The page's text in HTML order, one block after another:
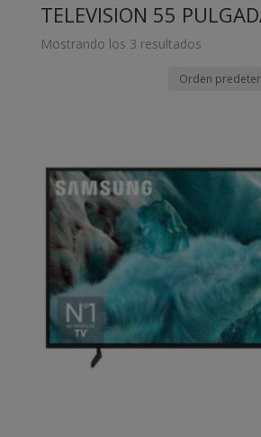
TELEVISION 55
Mostrando los 3 resultados